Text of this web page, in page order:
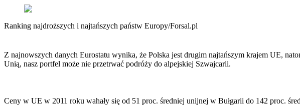
Cyfryzacja
Rolnictwo
Bezrobocie
Inwestycje
Ranking najdroższych i najtańszych państw Europy/Forsal.pl
Z najnowszych danych Eurostatu wynika, że Polska jest drugim najtańszym krajem UE,
Unią, nasz portfel może nie przetrwać podróży do alpejskiej Szwajcarii.
Ceny w UE w 2011 roku wahały się od 51 proc. średniej unijnej w Bułgarii do 142 proc.